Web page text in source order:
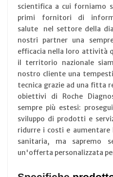
scientifica a cui forniamo
primi fornitori di
salute nel settore della
nostri partner una
efficacia nella loro attività
il territorio nazionale
nostro cliente una
tecnica grazie ad una fitta
obiettivi di Roche
sempre più estesi:
sviluppo di prodotti e
ridurre i costi e
sanitaria, ma sapremo
un'offerta personalizzata